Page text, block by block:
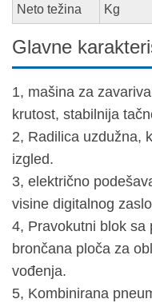
Neto težina Kg
Glavne
1, mašina za
krutost, stabilnija
2, Radilica uzdužna,
izgled.
3, električno
visine digitalnog
4, Pravokutni blok sa
brončana ploča za
vođenja.
5, Kombinirana